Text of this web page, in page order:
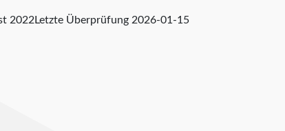
2022 Letzte Überprüfung 2026-01-15